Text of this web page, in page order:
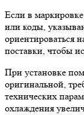
Если в
или коды,
ориентироваться
поставки, чтобы
При установке
оригинальной,
технических
охлаждения